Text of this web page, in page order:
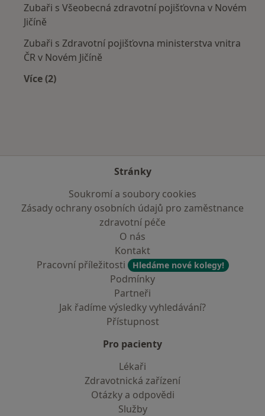
Zubaři s Všeobecná zdravotní pojišťovna v Novém
Jičíně
Zubaři s Zdravotní pojišťovna ministerstva vnitra
ČR v Novém Jičíně
Více (2)
Stránky
Soukromí a soubory cookies
Zásady ochrany osobních údajů pro zaměstnance
zdravotní péče
O nás
Kontakt
Pracovní příležitosti
Hledáme nové kolegy!
Podmínky
Partneři
Jak řadíme výsledky vyhledávání?
Přístupnost
Pro pacienty
Lékaři
Zdravotnická zařízení
Otázky a odpovědi
Služby